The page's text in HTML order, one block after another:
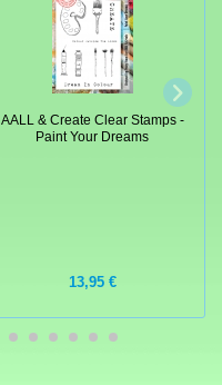
AALL & Create Clear Stamps -
Paint Your Dreams
13,95 €